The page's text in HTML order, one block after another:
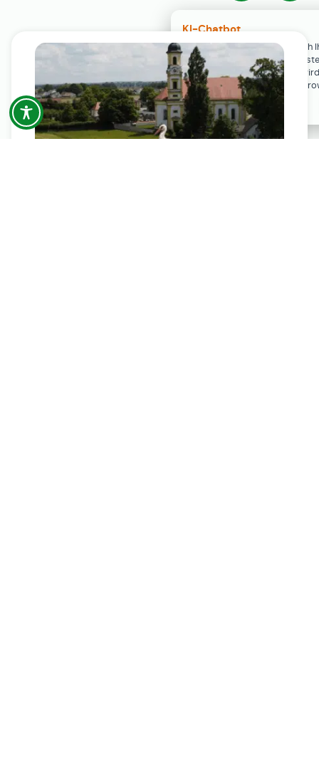
KI-Chatbot
Der KI-Chatbot steht erst nach
Einwilligung in den Cookie-
Verfügung. Der Chat-Verlauf
ausschließlich lokal in Ihrem
gespeichert.